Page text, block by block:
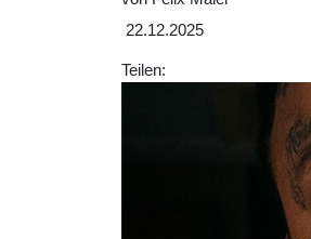
22.12.2025
Teilen: